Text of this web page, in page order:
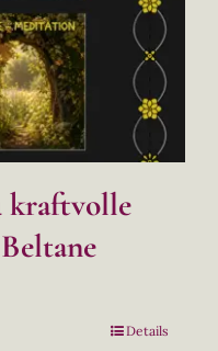
kraftvolle
Details